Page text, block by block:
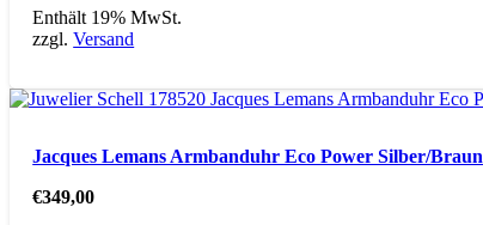
Enthält 19% MwSt.
zzgl.Versand
Jacques Lemans Armbanduhr Eco Power Silber/Braun
€349,00